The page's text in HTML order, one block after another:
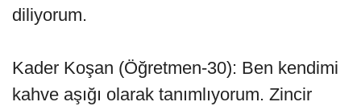
diliyorum.
Kader Koşan (Öğretmen-30): Ben kendimi
kahve aşığı olarak tanımlıyorum. Zincir